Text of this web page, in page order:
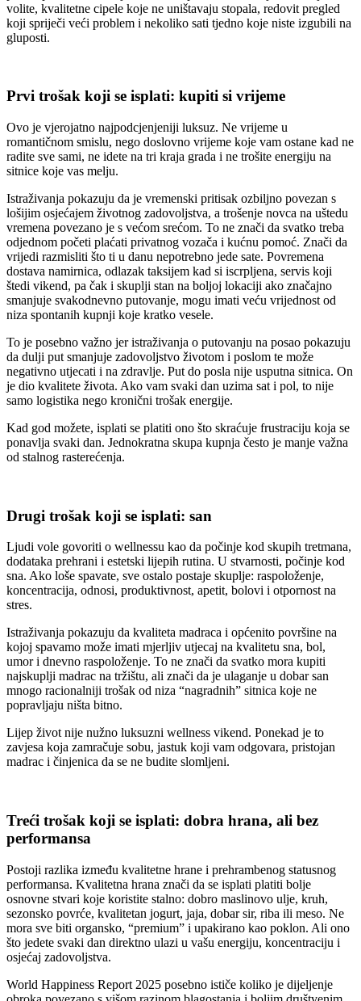
volite, kvalitetne cipele koje ne uništavaju stopala, redovit pregled
koji spriječi veći problem i nekoliko sati tjedno koje niste izgubili na
gluposti.
Prvi trošak koji se isplati: kupiti si vrijeme
Ovo je vjerojatno najpodcjenjeniji luksuz. Ne vrijeme u
romantičnom smislu, nego doslovno vrijeme koje vam ostane kad ne
radite sve sami, ne idete na tri kraja grada i ne trošite energiju na
sitnice koje vas melju.
Istraživanja pokazuju da je vremenski pritisak ozbiljno povezan s
lošijim osjećajem životnog zadovoljstva, a trošenje novca na uštedu
vremena povezano je s većom srećom. To ne znači da svatko treba
odjednom početi plaćati privatnog vozača i kućnu pomoć. Znači da
vrijedi razmisliti što ti u danu nepotrebno jede sate. Povremena
dostava namirnica, odlazak taksijem kad si iscrpljena, servis koji
štedi vikend, pa čak i skuplji stan na boljoj lokaciji ako značajno
smanjuje svakodnevno putovanje, mogu imati veću vrijednost od
niza spontanih kupnji koje kratko vesele.
To je posebno važno jer istraživanja o putovanju na posao pokazuju
da dulji put smanjuje zadovoljstvo životom i poslom te može
negativno utjecati i na zdravlje. Put do posla nije usputna sitnica. On
je dio kvalitete života. Ako vam svaki dan uzima sat i pol, to nije
samo logistika nego kronični trošak energije.
Kad god možete, isplati se platiti ono što skraćuje frustraciju koja se
ponavlja svaki dan. Jednokratna skupa kupnja često je manje važna
od stalnog rasterećenja.
Drugi trošak koji se isplati: san
Ljudi vole govoriti o wellnessu kao da počinje kod skupih tretmana,
dodataka prehrani i estetski lijepih rutina. U stvarnosti, počinje kod
sna. Ako loše spavate, sve ostalo postaje skuplje: raspoloženje,
koncentracija, odnosi, produktivnost, apetit, bolovi i otpornost na
stres.
Istraživanja pokazuju da kvaliteta madraca i općenito površine na
kojoj spavamo može imati mjerljiv utjecaj na kvalitetu sna, bol,
umor i dnevno raspoloženje. To ne znači da svatko mora kupiti
najskuplji madrac na tržištu, ali znači da je ulaganje u dobar san
mnogo racionalniji trošak od niza “nagradnih” sitnica koje ne
popravljaju ništa bitno.
Lijep život nije nužno luksuzni wellness vikend. Ponekad je to
zavjesa koja zamračuje sobu, jastuk koji vam odgovara, pristojan
madrac i činjenica da se ne budite slomljeni.
Treći trošak koji se isplati: dobra hrana, ali bez
performansa
Postoji razlika između kvalitetne hrane i prehrambenog statusnog
performansa. Kvalitetna hrana znači da se isplati platiti bolje
osnovne stvari koje koristite stalno: dobro maslinovo ulje, kruh,
sezonsko povrće, kvalitetan jogurt, jaja, dobar sir, riba ili meso. Ne
mora sve biti organsko, “premium” i upakirano kao poklon. Ali ono
što jedete svaki dan direktno ulazi u vašu energiju, koncentraciju i
osjećaj zadovoljstva.
World Happiness Report 2025 posebno ističe koliko je dijeljenje